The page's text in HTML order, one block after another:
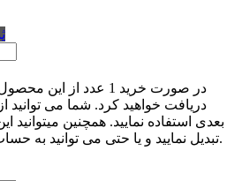
دریافت خواهید کرد. شما می توانید
بعدی استفاده نمایید. همچنین میتوانید
تبدیل نمایید و یا حتی می توانید به حساب بانکی خود نیز واریز کنید.